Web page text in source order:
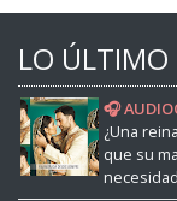
LO ÚLTIMO
🎧
¿Una
que su